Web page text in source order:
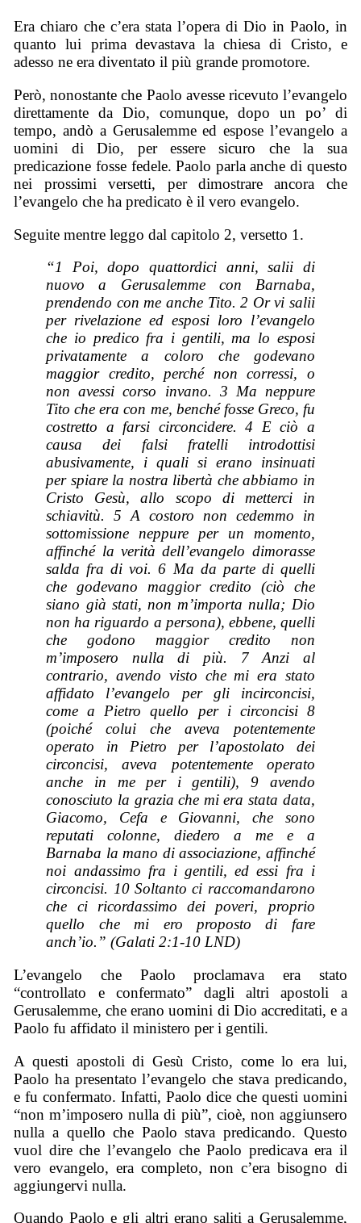
Era chiaro che c’era stata l’opera di Dio in Paolo, in
quanto lui prima devastava la chiesa di Cristo, e
adesso ne era diventato il più grande promotore.
Però, nonostante che Paolo avesse ricevuto l’evangelo
direttamente da Dio, comunque, dopo un po’ di
tempo, andò a Gerusalemme ed espose l’evangelo a
uomini di Dio, per essere sicuro che la sua
predicazione fosse fedele. Paolo parla anche di questo
nei prossimi versetti, per dimostrare ancora che
l’evangelo che ha predicato è il vero evangelo.
Seguite mentre leggo dal capitolo 2, versetto 1.
“1 Poi, dopo quattordici anni, salii di
nuovo a Gerusalemme con Barnaba,
prendendo con me anche Tito. 2 Or vi salii
per rivelazione ed esposi loro l’evangelo
che io predico fra i gentili, ma lo esposi
privatamente a coloro che godevano
maggior credito, perché non corressi, o
non avessi corso invano. 3 Ma neppure
Tito cheera con me, benché fosse Greco, fu
costretto a farsi circoncidere. 4 Eciò a
causa dei falsi fratelli introdottisi
abusivamente, i quali si erano insinuati
per spiare la nostra libertà che abbiamo in
Cristo Gesù, allo scopo di metterci in
schiavitù. 5 A costoro non cedemmo in
sottomissione neppure per un momento,
affinché la verità dell’evangelo dimorasse
salda fra di voi. 6 Ma da parte di quelli
che godevano maggior credito (ciò che
siano già stati, non m’importa nulla; Dio
non ha riguardo a persona), ebbene, quelli
che godono maggior credito non
m’imposero nulla di più. 7 Anzi al
contrario, avendo visto che mi era stato
affidato l’evangelo per gli incirconcisi,
come a Pietro quello per i circoncisi 8
(poiché colui che aveva potentemente
operato in Pietro per l’apostolato dei
circoncisi, aveva potentemente operato
anche in me per i gentili), 9 avendo
conosciuto la grazia che mi era stata data,
Giacomo, Cefa e Giovanni, che sono
reputati colonne, diedero a me e a
Barnaba la mano di associazione, affinché
noi andassimo fra i gentili, ed essi fra i
circoncisi. 10 Soltantoci raccomandarono
che ci ricordassimo dei poveri, proprio
quello che mi ero proposto di fare
anch’io.” (Galati 2:1-10 LND)
L’evangelo che Paolo proclamava era stato
“controllato e confermato” dagli altri apostoli a
Gerusalemme, che erano uomini di Dio accreditati, e a
Paolo fu affidato il ministero per i gentili.
A questi apostoli di Gesù Cristo, come lo era lui,
Paolo ha presentato l’evangelo che stava predicando,
e fu confermato. Infatti, Paolo dice che questi uomini
“non m’imposero nulla di più”, cioè, non aggiunsero
nulla a quello che Paolo stava predicando. Questo
vuol dire che l’evangelo che Paolo predicava era il
vero evangelo, era completo, non c’era bisogno di
aggiungervi nulla.
Quando Paolo e gli altri erano saliti a Gerusalemme,